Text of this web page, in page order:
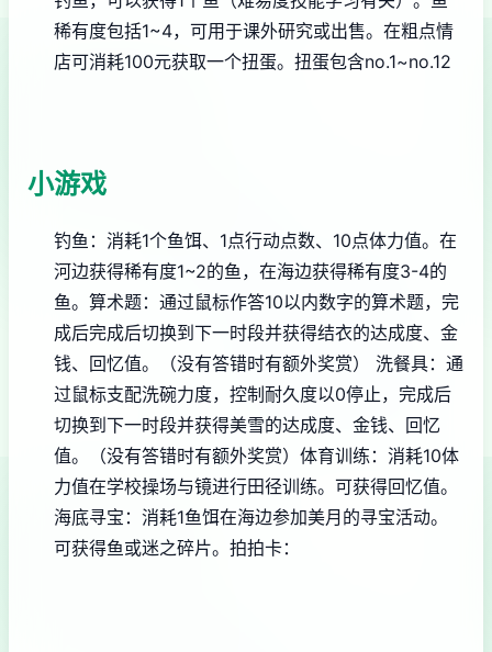
稀有度包括1~4，可用于课外研究或出售。 在粗点情
店可消耗100元获取一个扭蛋。扭蛋包含no.1~no.12
小游戏
钓鱼：消耗1个鱼饵、1点行动点数、10点体力值。在
河边获得稀有度1~2的鱼，在海边获得稀有度3-4的
鱼。 算术题：通过鼠标作答10以内数字的算术题，完
成后完成后切换到下一时段并获得结衣的达成度、金
钱、回忆值。（没有答错时有额外奖赏）
洗餐具：通
过鼠标支配洗碗力度，控制耐久度以0停止，完成后
切换到下一时段并获得美雪的达成度、金钱、回忆
值。（没有答错时有额外奖赏） 体育训练：消耗10体
力值在学校操场与镜进行田径训练。可获得回忆值。
海底寻宝：消耗1鱼饵在海边参加美月的寻宝活动。
可获得鱼或迷之碎片。 拍拍卡：